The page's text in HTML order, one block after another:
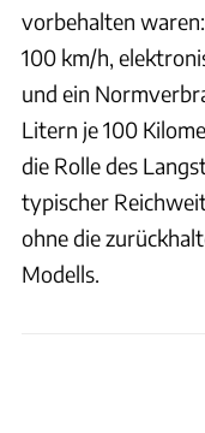
vorbehalten
100 km/h,
und ein
Litern je 100
die Rolle des
typischer
ohne die
Modells.